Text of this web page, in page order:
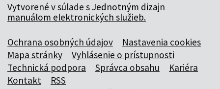
Vytvorené v súlade s Jednotným dizajn
manuálom elektronických služieb.
Ochrana osobných údajov
Nastavenia cookies
Mapa stránky
Vyhlásenie o prístupnosti
Technická podpora
Správca obsahu
Kariéra
Kontakt
RSS